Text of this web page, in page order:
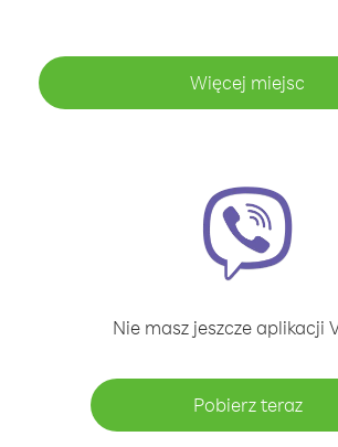
Więcej miejsc
Nie masz jeszcze aplikacji
Pobierz teraz